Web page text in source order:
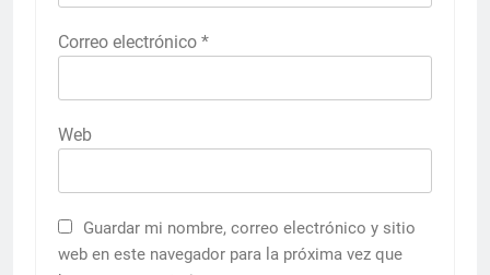
Correo electrónico *
Web
Guardar mi nombre, correo electrónico y sitio
web en este navegador para la próxima vez que